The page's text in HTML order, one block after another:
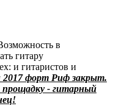
в
гитару
и гитаристов и
2017 форт Риф закрыт.
прощадку - гитарный